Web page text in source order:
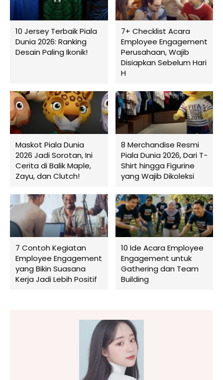
10 Jersey Terbaik Piala
Dunia 2026: Ranking
Desain Paling Ikonik!
7+ Checklist Acara
Employee Engagement
Perusahaan, Wajib
Disiapkan Sebelum Hari
H
Maskot Piala Dunia
2026 Jadi Sorotan, Ini
Cerita di Balik Maple,
Zayu, dan Clutch!
8 Merchandise Resmi
Piala Dunia 2026, Dari T-
Shirt hingga Figurine
yang Wajib Dikoleksi
7 Contoh Kegiatan
Employee Engagement
yang Bikin Suasana
Kerja Jadi Lebih Positif
10 Ide Acara Employee
Engagement untuk
Gathering dan Team
Building